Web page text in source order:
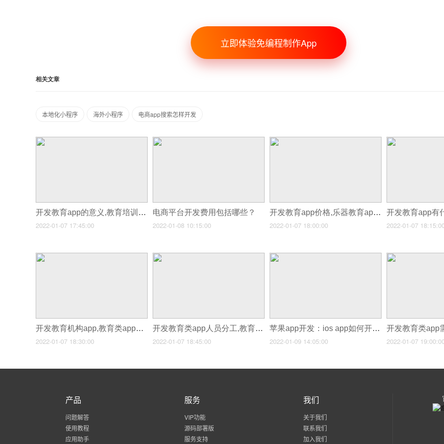
立即体验免编程制作App
相关文章
本地化小程序 海外小程序 电商app搜索怎样开发
开发教育app的意义,教育培训系统开发
2022-01-07 17:45:00
电商平台开发费用包括哪些？
2022-01-08 10:15:00
开发教育app价格,乐器教育app开发
2022-01-07 18:00:00 2022-01-07
开发教育机构app,教育类app开发优势
2022-01-07 18:30:00
开发教育类app人员分工,教育类app开发事项
2022-01-07 18:45:00
苹果app开发：ios app如何开发？
2022-01-09 14:05:00 2022-01-07
产品
问题解答
使用教程
应用助手
服务
VIP功能
源码部署版
服务支持
我们
关于我们
联系我们
加入我们